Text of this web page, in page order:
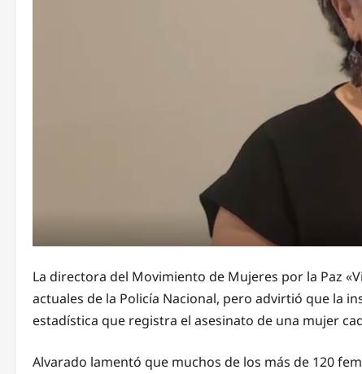
La directora del Movimiento de Mujeres por la Paz
actuales de la Policía Nacional, pero advirtió que la
estadística que registra el asesinato de una mujer
Alvarado lamentó que muchos de los más de 120